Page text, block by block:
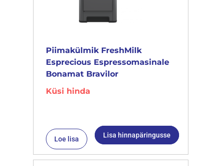
Piimakülmik FreshMilk
Esprecious Espressomasinale
Bonamat Bravilor
Küsi hinda
Loe lisa Lisa hinnapäringusse